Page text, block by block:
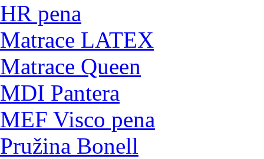
HR pena
Matrace LATEX
Matrace Queen
MDI Pantera
MEF Visco pena
Pružina Bonell